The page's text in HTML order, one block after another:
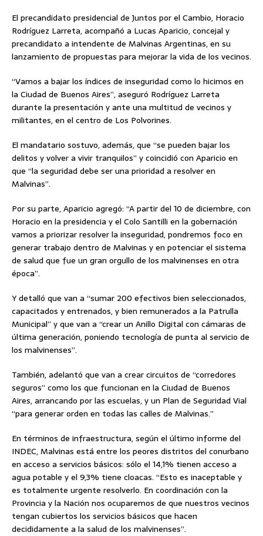
El precandidato presidencial de Juntos por el Cambio, Horacio
Rodríguez Larreta, acompañó a Lucas Aparicio, concejal y
precandidato a intendente de Malvinas Argentinas, en su
lanzamiento de propuestas para mejorar la vida de los vecinos.
“Vamos a bajar los índices de inseguridad como lo hicimos en
la Ciudad de Buenos Aires”, aseguró Rodríguez Larreta
durante la presentación y ante una multitud de vecinos y
militantes, en el centro de Los Polvorines.
El mandatario sostuvo, además, que “se pueden bajar los
delitos y volver a vivir tranquilos” y coincidió con Aparicio en
que “la seguridad debe ser una prioridad a resolver en
Malvinas”.
Por su parte, Aparicio agregó: “A partir del 10 de diciembre, con
Horacio en la presidencia y el Colo Santilli en la gobernación
vamos a priorizar resolver la inseguridad, pondremos foco en
generar trabajo dentro de Malvinas y en potenciar el sistema
de salud que fue un gran orgullo de los malvinenses en otra
época”.
Y detalló que van a “sumar 200 efectivos bien seleccionados,
capacitados y entrenados, y bien remunerados a la Patrulla
Municipal” y que van a “crear un Anillo Digital con cámaras de
última generación, poniendo tecnología de punta al servicio de
los malvinenses”.
También, adelantó que van a crear circuitos de “corredores
seguros” como los que funcionan en la Ciudad de Buenos
Aires, arrancando por las escuelas, y un Plan de Seguridad Vial
“para generar orden en todas las calles de Malvinas.”
En términos de infraestructura, según el último informe del
INDEC, Malvinas está entre los peores distritos del conurbano
en acceso a servicios básicos: sólo el 14,1% tienen acceso a
agua potable y el 9,3% tiene cloacas. “Esto es inaceptable y
es totalmente urgente resolverlo. En coordinación con la
Provincia y la Nación nos ocuparemos de que nuestros vecinos
tengan cubiertos los servicios básicos que hacen
decididamente a la salud de los malvinenses”.